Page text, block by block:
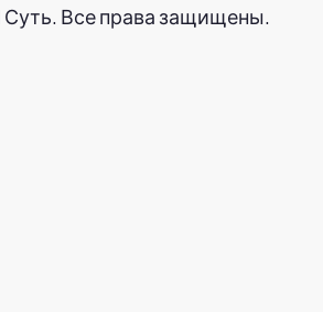
Все права защищены.